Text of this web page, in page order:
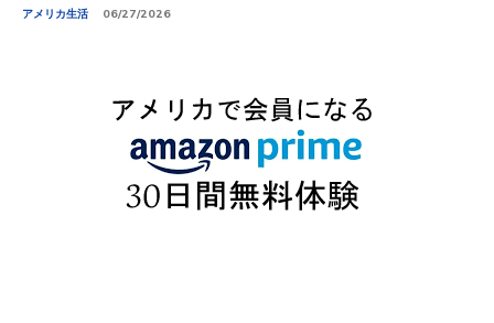
アメリカ生活 06/27/2026